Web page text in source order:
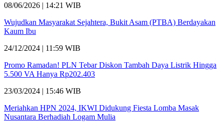
08/06/2026 | 14:21 WIB
Wujudkan Masyarakat Sejahtera, Bukit Asam (PTBA) Berdayakan
Kaum Ibu
24/12/2024 | 11:59 WIB
Promo Ramadan! PLN Tebar Diskon Tambah Daya Listrik Hingga
5.500 VA Hanya Rp202.403
23/03/2024 | 15:46 WIB
Meriahkan HPN 2024, IKWI Didukung Fiesta Lomba Masak
Nusantara Berhadiah Logam Mulia